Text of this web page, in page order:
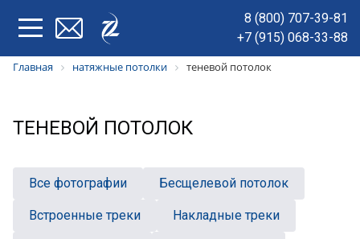
8 (800) 707-39-81
+7 (915) 068-33-88
Главная натяжные потолки теневой потолок
ТЕНЕВОЙ ПОТОЛОК
Все фотографии Беcщелевой потолок
Встроенные треки Накладные треки